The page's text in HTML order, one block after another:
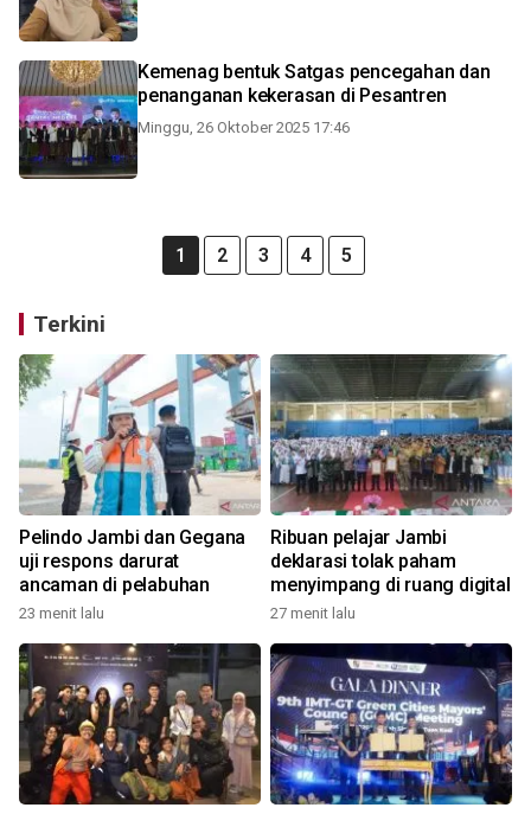
Kemenag bentuk Satgas pencegahan dan
penanganan kekerasan di Pesantren
Minggu, 26 Oktober 2025 17:46
1 2 3 4 5
Terkini
Pelindo Jambi dan Gegana
uji respons darurat
ancaman di pelabuhan
23 menit lalu
Ribuan pelajar Jambi
deklarasi tolak paham
menyimpang di ruang digital
27 menit lalu